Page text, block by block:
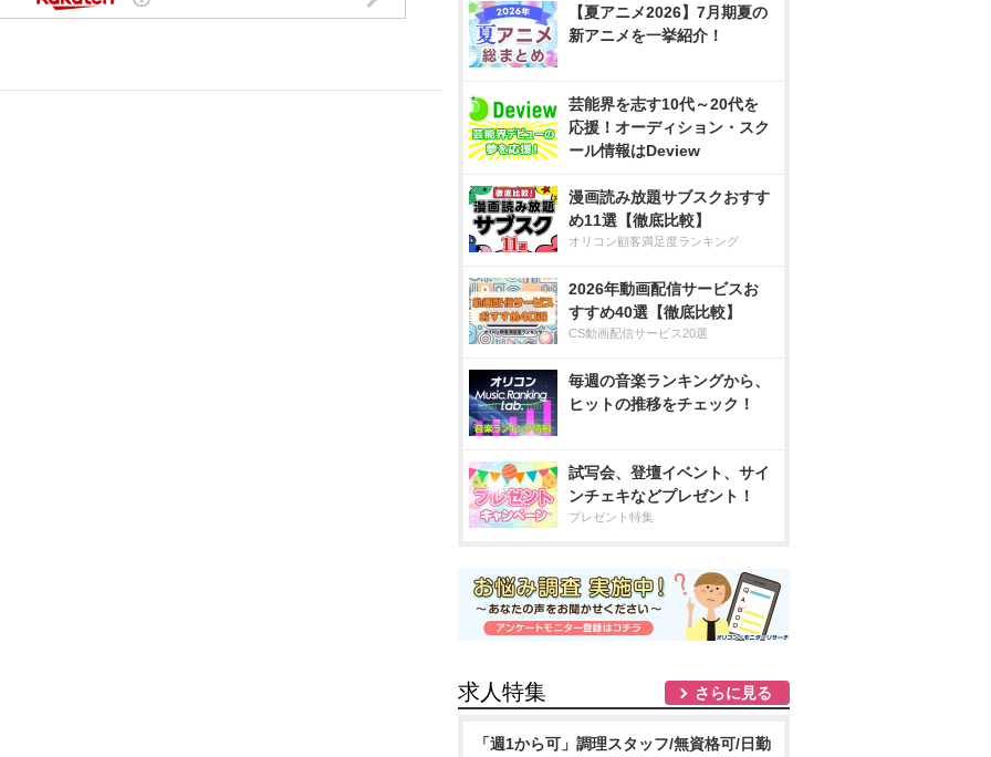
【夏アニメ2026】7月期夏の
新アニメを一挙紹介！
芸能界を志す10代～20代を
応援！オーディション・スク
ール情報はDeview
漫画読み放題サブスクおすす
め11選【徹底比較】
オリコン顧客満足度ランキング
2026年動画配信サービスお
すすめ40選【徹底比較】
CS動画配信サービス20選
毎週の音楽ランキングから、
ヒットの推移をチェック！
試写会、登壇イベント、サイ
ンチェキなどプレゼント！
プレゼント特集
求人特集 さらに見る
「週1から可」調理スタッフ/無資格可/日勤